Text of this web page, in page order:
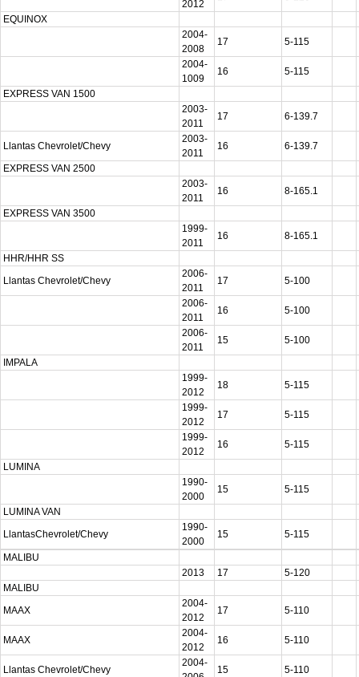
2012
EQUINOX
2004-
2008
17
5-115
2004-
1009
16
5-115
EXPRESS VAN 1500
2003-
2011
17 6-139.7
Llantas Chevrolet/Chevy
2003-
2011
16
6-139.7
EXPRESS VAN 2500
2003-
2011
16
8-165.1
EXPRESS VAN 3500
1999-
2011
16
8-165.1
HHR/HHR SS
Llantas Chevrolet/Chevy
2006-
2011
17
5-100
2006-
2011
16
5-100
2006-
2011
15
5-100
IMPALA
1999-
2012
18
5-115
1999-
2012
17
5-115
1999-
2012
16
5-115
LUMINA
1990-
2000
15
5-115
LUMINA VAN
LlantasChevrolet/Chevy
1990-
2000
15 5-115
MALIBU
2013
17
5-120
MALIBU
MAAX
2004-
2012
17 5-110
MAAX
2004-
2012
16 5-110
Llantas Chevrolet/Chevy
2004-
15 5-110